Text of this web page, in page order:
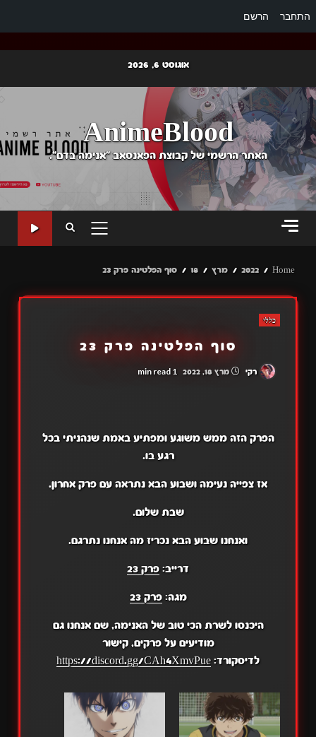
התחבר הרשם
content
אוגוסט 6, 2026
AnimeBlood
האתר הרשמי של קבוצת הפאנסאב "אנימה בדם".
PRIMARY
Home
2022 מרץ 18 סוף הפלטינה פרק 23
כללי
סוף הפלטינה פרק 23
רקי מרץ 18, 2022 1 min read
הפרק הזה ממש משוגע ומפתיע באמת שנהניתי בכל
רגע בו.
אז צפייה נעימה ושבוע הבא נתראה עם פרק אחרון.
שבת שלום.
ואנחנו שבוע הבא נכריז מה אנחנו נתרגם.
דרייב: פרק 23
מגה:פרק 23
היכנסו לשרת הכי טוב של האנימה, שם אנחנו גם
מודיעים על פרקים, קישור
לדיסקורד: https://discord.gg/CAh4XmvPue